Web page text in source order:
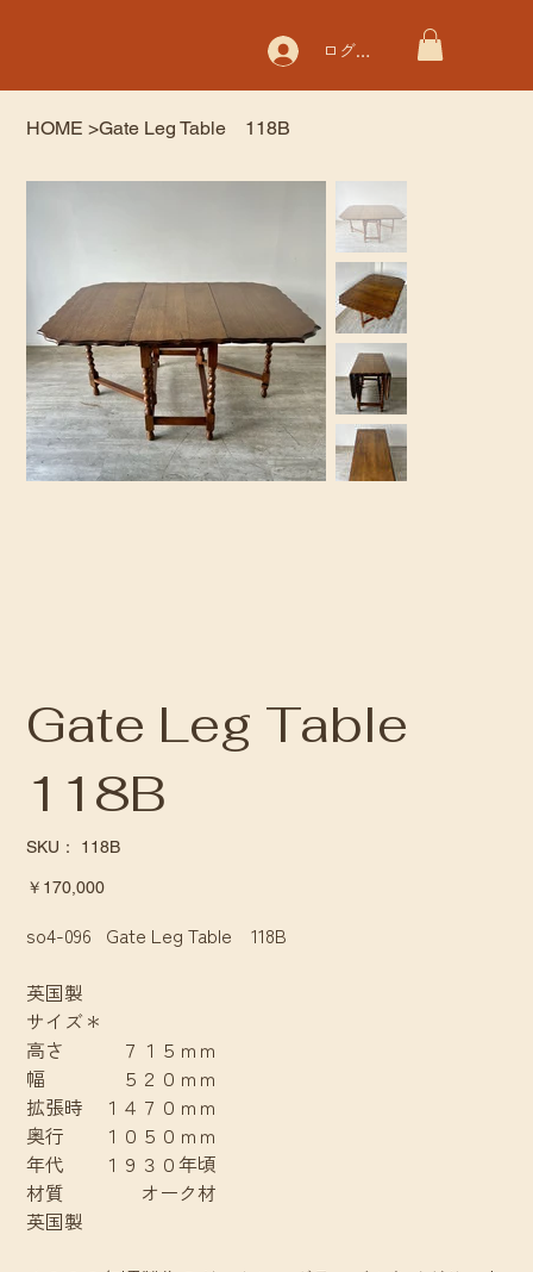
ログイン
HOME >Gate Leg Table 118B
Gate Leg Table
118B
SKU：
SKU：
118B
価
￥170,000
so4-096 Gate Leg Table 118B
英国製
サイズ＊
高さ ７１５ｍｍ
幅 ５２０ｍｍ
拡張時 １４７０ｍｍ
奥行 １０５０ｍｍ
年代 １９３０年頃
材質 オーク材
英国製